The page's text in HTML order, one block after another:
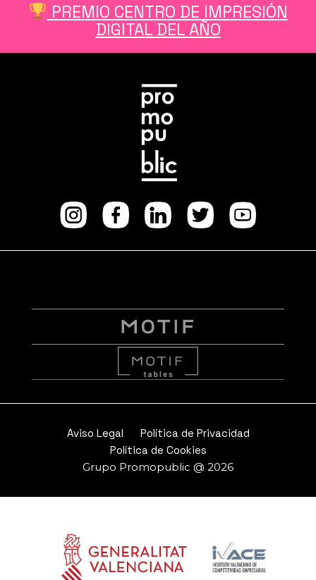
PREMIO CENTRO DE IMPRESIÓN
DIGITAL DEL AÑO
Instagram
facebook
Aviso Legal
Política de Privacidad
Política de Cookies
Grupo Promopublic @ 2026